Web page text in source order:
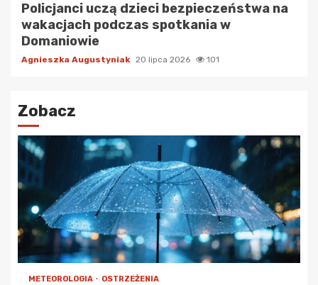
Policjanci uczą dzieci bezpieczeństwa na
wakacjach podczas spotkania w
Domaniowie
Agnieszka Augustyniak 20 lipca 2026 101
Zobacz
METEOROLOGIA OSTRZEŻENIA